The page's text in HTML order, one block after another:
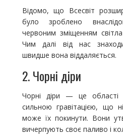
Відомо, що Всесвіт
було зроблено
червоним зміщенням
Чим далі від нас
швидше вона віддаляється.
2. Чорні діри
Чорні діри — це області
сильною гравітацією, що
може їх покинути. Вони
вичерпують своє паливо і